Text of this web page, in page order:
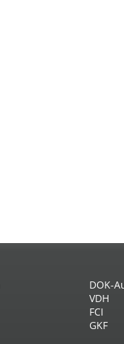
DOK-
VDH
FCI
GKF